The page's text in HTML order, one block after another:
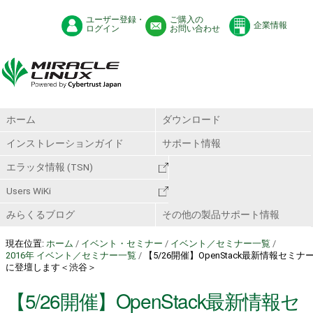
ユーザー登録・
ログイン
ご購入の
お問い合わせ
企業情報
ホーム ダウンロード
インストレーションガイド サポート情報
エラッタ情報 (TSN)
Users WiKi
みらくるブログ その他の製品サポート情報
現在位置: ホーム / イベント・セミナー / イベント／セミナー一覧 /
2016年 イベント／セミナー一覧 /
【5/26開催】OpenStack最新情報セミナ
に登壇します＜渋谷＞
【5/26開催】OpenStack最新情報セ